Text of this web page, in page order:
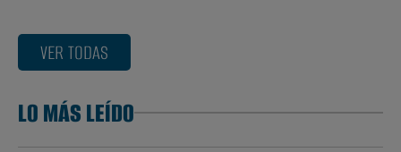
VER TODAS
LO MÁS LEÍDO